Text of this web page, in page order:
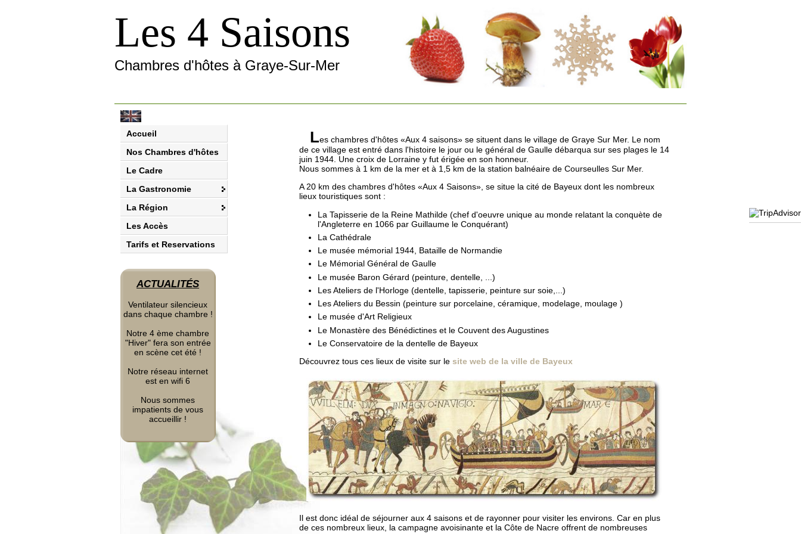
Les 4 Saisons
Chambres d'hôtes à Graye-Sur-Mer
Accueil
Nos Chambres d'hôtes
Le Cadre
La Gastronomie
La Région
Les Accès
Tarifs et Reservations
ACTUALITÉS
Ventilateur silencieux
dans chaque chambre !
Notre 4 ème chambre
"Hiver" fera son entrée
en scène cet été !
Notre réseau internet
est en wifi 6
Nous sommes
impatients de vous
accueillir !
Les chambres d'hôtes «Aux 4 saisons» se situent dans le village de Graye Sur Mer. Le nom
de ce village est entré dans l'histoire le jour ou le général de Gaulle débarqua sur ses plages le 14
juin 1944. Une croix de Lorraine y fut érigée en son honneur.
Nous sommes à 1 km de la mer et à 1,5 km de la station balnéaire de Courseulles Sur Mer.
A 20 km des chambres d'hôtes «Aux 4 Saisons», se situe la cité de Bayeux dont les nombreux
lieux touristiques sont :
La Tapisserie de la Reine Mathilde (chef d'oeuvre unique au monde relatant la conquète de
l'Angleterre en 1066 par Guillaume le Conquérant)
La Cathédrale
Le musée mémorial 1944, Bataille de Normandie
Le Mémorial Général de Gaulle
Le musée Baron Gérard (peinture, dentelle, ...)
Les Ateliers de l'Horloge (dentelle, tapisserie, peinture sur soie,...)
Les Ateliers du Bessin (peinture sur porcelaine, céramique, modelage, moulage )
Le musée d'Art Religieux
Le Monastère des Bénédictines et le Couvent des Augustines
Le Conservatoire de la dentelle de Bayeux
Découvrez tous ces lieux de visite sur le site web de la ville de Bayeux
Il est donc idéal de séjourner aux 4 saisons et de rayonner pour visiter les environs. Car en plus
de ces nombreux lieux, la campagne avoisinante et la Côte de Nacre offrent de nombreuses